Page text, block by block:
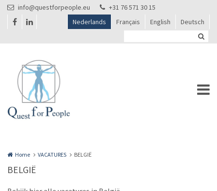
Overslaan en naar de inhoud gaan
info@questforpeople.eu
+31 76 571 30 15
Nederlands
Français English Deutsch
Home VACATURES BELGIË
BELGIË